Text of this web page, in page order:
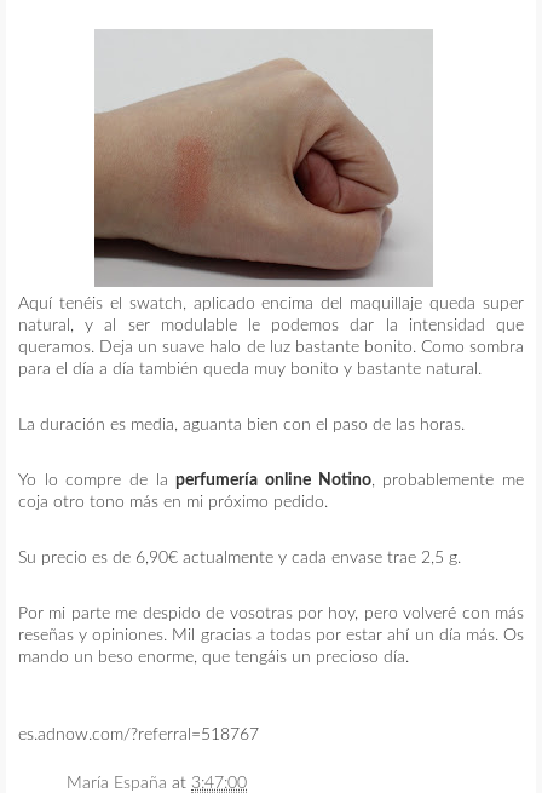
Aquí tenéis el swatch, aplicado encima del maquillaje queda super
natural, y al ser modulable le podemos dar la intensidad que
queramos. Deja un suave halo de luz bastante bonito. Como sombra
para el día a día también queda muy bonito y bastante natural.
La duración es media, aguanta bien con el paso de las horas.
Yo lo compre de laperfumería online Notino, probablemente me
coja otro tono más en mi próximo pedido.
Su precio es de 6,90€ actualmente y cada envase trae 2,5 g.
Por mi parte me despido de vosotras por hoy, pero volveré con más
reseñas y opiniones. Mil gracias a todas por estar ahí un día más. Os
mando un beso enorme, que tengáis un precioso día.
es.adnow.com/?referral=518767
María España at 3:47:00